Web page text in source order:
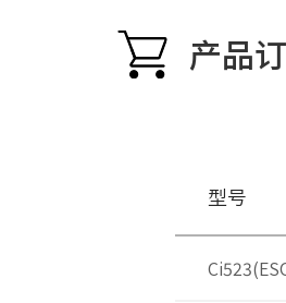
产品
型号